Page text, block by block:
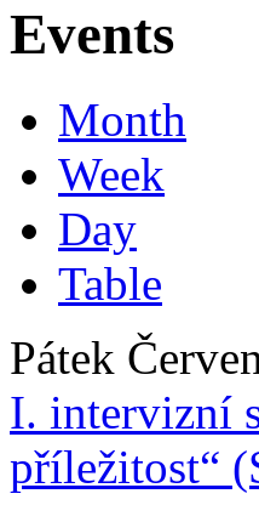
Events
Month
Week
Day
Table
Pátek
I. intervizní
příležitost“